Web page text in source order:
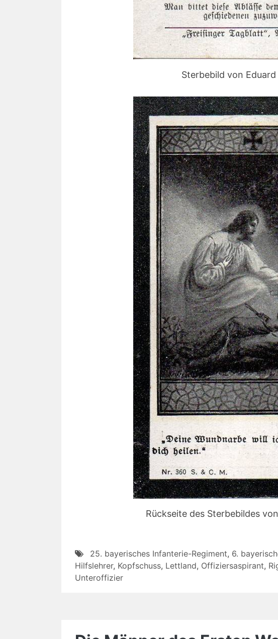
Sterbebild von
Rückseite des Sterbebildes
25. bayerisches Infanterie-Regiment, 6.
Hilfslehrer, Kopfschuss, Lettland, Offiziersaspirant,
Unteroffizier